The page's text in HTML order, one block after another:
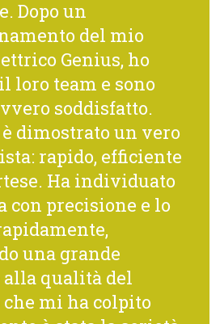
Dopo un
del mio
Genius, ho
loro team e sono
soddisfatto.
dimostrato un vero
rapido, efficiente
Ha individuato
con precisione e lo
una grande
qualità del
che mi ha colpito